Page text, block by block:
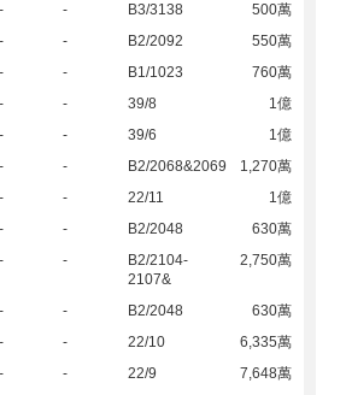
- - B3/3138
500萬
- - B2/2092
550萬
- - B1/1023
760萬
- - 39/8
1億
- - 39/6
1億
- - B2/2068&2069
1,270萬
- - 22/11
1億
- - B2/2048
630萬
- -
B2/2104-
2107&
2,750萬
- - B2/2048
630萬
- - 22/10
6,335萬
- - 22/9
7,648萬